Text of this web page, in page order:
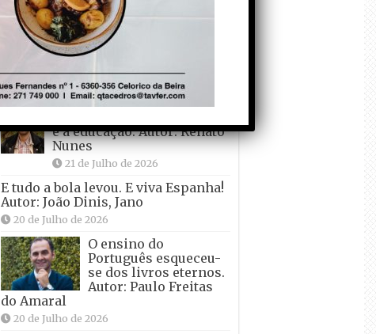
27 de Julho de 2026
Condecorem o
Primeiro ! – que ele
Autor: Carlos Martelo
24 de Julho de 2026
e a educação. Autor: Renato
Nunes
21 de Julho de 2026
E tudo a bola levou. E viva Espanha!
Autor: João Dinis, Jano
20 de Julho de 2026
O ensino do
Português esqueceu-
se dos livros eternos.
Autor: Paulo Freitas
do Amaral
20 de Julho de 2026